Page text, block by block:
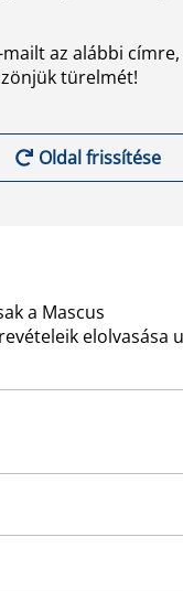
az alábbi címre,
türelmét!
Oldal frissítése
a Mascus
elolvasása